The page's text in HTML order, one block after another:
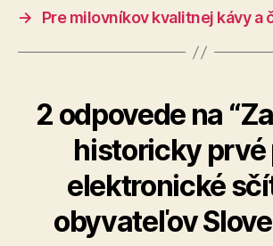
→
Pre milovníkov kvalitnej kávy a
2 odpovede na
historicky prvé
elektronické
obyvateľov